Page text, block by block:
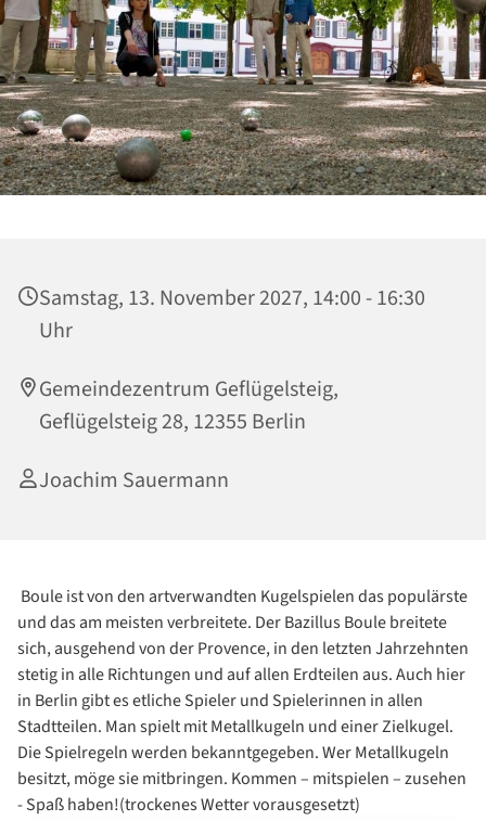
Samstag, 13. November 2027, 14:00 - 16:30
Uhr
Gemeindezentrum Geflügelsteig,
Geflügelsteig 28, 12355 Berlin
Joachim Sauermann
Boule ist von den artverwandten Kugelspielen das populärste
und das am meisten verbreitete. Der Bazillus Boule breitete
sich, ausgehend von der Provence, in den letzten Jahrzehnten
stetig in alle Richtungen und auf allen Erdteilen aus. Auch hier
in Berlin gibt es etliche Spieler und Spielerinnen in allen
Stadtteilen. Man spielt mit Metallkugeln und einer Zielkugel.
Die Spielregeln werden bekanntgegeben. Wer Metallkugeln
besitzt, möge sie mitbringen. Kommen – mitspielen – zusehen
- Spaß haben!(trockenes Wetter vorausgesetzt)